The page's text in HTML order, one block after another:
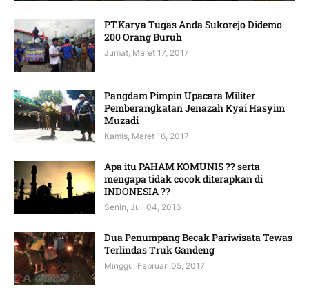
PT.Karya Tugas Anda Sukorejo Didemo
200 Orang Buruh
Jumat, Maret 17, 2017
Pangdam Pimpin Upacara Militer
Pemberangkatan Jenazah Kyai Hasyim
Muzadi
Kamis, Maret 16, 2017
Apa itu PAHAM KOMUNIS ?? serta
mengapa tidak cocok diterapkan di
INDONESIA ??
Senin, Juli 04, 2016
Dua Penumpang Becak Pariwisata Tewas
Terlindas Truk Gandeng
Minggu, Februari 05, 2017